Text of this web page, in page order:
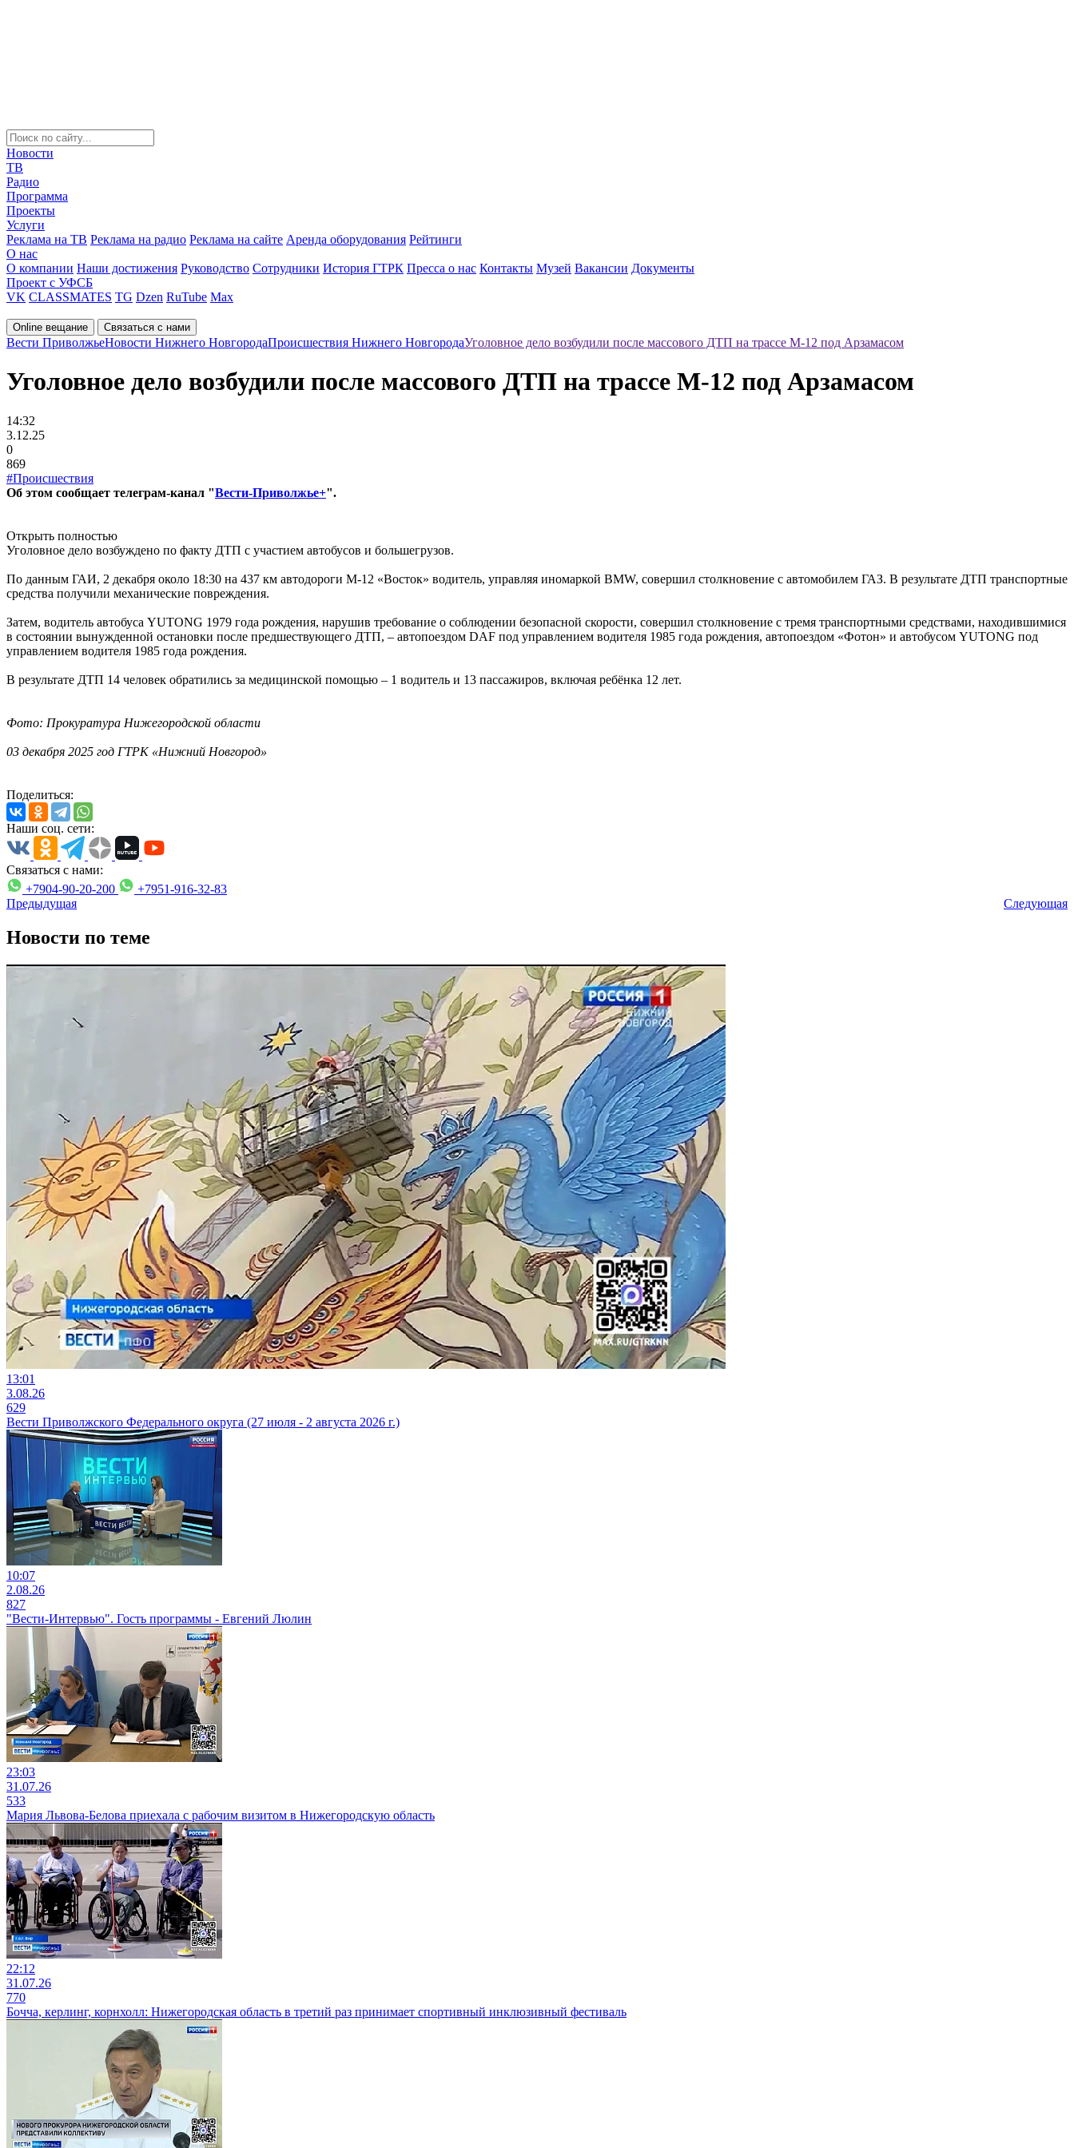
Новости
ТВ
Радио
Программа
Проекты
Услуги
Реклама на ТВ Реклама на радио Реклама на сайте Аренда оборудования Рейтинги
О нас
О компании Наши достижения Руководство Сотрудники История ГТРК Пресса о нас Контакты Музей Вакансии Документы
Проект с УФСБ
VK CLASSMATES TG Dzen RuTube Max
Online вещание Связаться с нами
Вести ПриволжьеНовости Нижнего НовгородаПроисшествия Нижнего НовгородаУголовное дело возбудили после массового ДТП на трассе М-12 под Арзамасом
Уголовное дело возбудили после массового ДТП на трассе М-12 под Арзамасом
14:32
3.12.25
0
869
#Происшествия
Об этом сообщает телеграм-канал "Вести-Приволжье+".
Открыть полностью
Уголовное дело возбуждено по факту ДТП с участием автобусов и большегрузов.
По данным ГАИ, 2 декабря около 18:30 на 437 км автодороги М-12 «Восток» водитель, управляя иномаркой BMW, совершил столкновение с автомобилем ГАЗ. В результате ДТП транспортные
средства получили механические повреждения.
Затем, водитель автобуса YUTONG 1979 года рождения, нарушив требование о соблюдении безопасной скорости, совершил столкновение с тремя транспортными средствами, находившимися
в состоянии вынужденной остановки после предшествующего ДТП, – автопоездом DAF под управлением водителя 1985 года рождения, автопоездом «Фотон» и автобусом YUTONG под
управлением водителя 1985 года рождения.
В результате ДТП 14 человек обратились за медицинской помощью – 1 водитель и 13 пассажиров, включая ребёнка 12 лет.
Фото: Прокуратура Нижегородской области
03 декабря 2025 год ГТРК «Нижний Новгород»
Поделиться:
Наши соц. сети:
Связаться с нами:
+7904-90-20-200
+7951-916-32-83
Предыдущая
Следующая
Новости по теме
13:01
3.08.26
629
Вести Приволжского Федерального округа (27 июля - 2 августа 2026 г.)
10:07
2.08.26
827
"Вести-Интервью". Гость программы - Евгений Люлин
23:03
31.07.26
533
Мария Львова-Белова приехала с рабочим визитом в Нижегородскую область
22:12
31.07.26
770
Бочча, керлинг, корнхолл: Нижегородская область в третий раз принимает спортивный инклюзивный фестиваль